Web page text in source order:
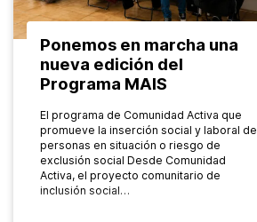
Ponemos en marcha una
nueva edición del
Programa MAIS
El programa de Comunidad Activa que
promueve la inserción social y laboral de
personas en situación o riesgo de
exclusión social Desde Comunidad
Activa, el proyecto comunitario de
inclusión social…